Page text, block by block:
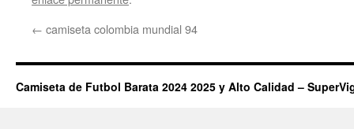
← camiseta colombia mundial 94
Camiseta de Futbol Barata 2024 2025 y Alto Calidad –